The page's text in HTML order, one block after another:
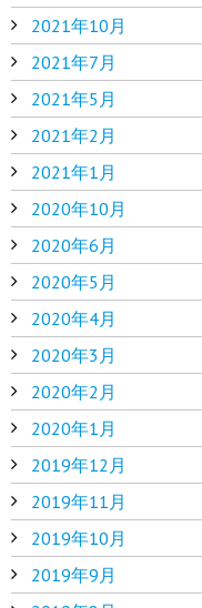
2021年10月
2021年7月
2021年5月
2021年2月
2021年1月
2020年10月
2020年6月
2020年5月
2020年4月
2020年3月
2020年2月
2020年1月
2019年12月
2019年11月
2019年10月
2019年9月